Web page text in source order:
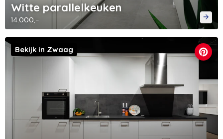
Witte parallelkeuken
14.000,-
Bekijk in Zwaag